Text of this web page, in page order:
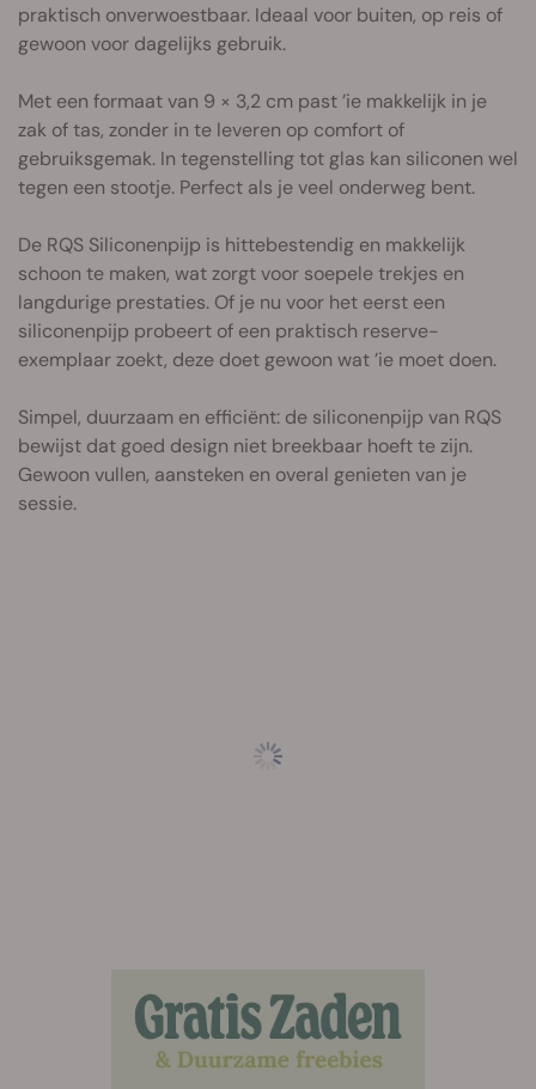
praktisch onverwoestbaar. Ideaal voor buiten, op reis of
gewoon voor dagelijks gebruik.
Met een formaat van 9 × 3,2 cm past ’ie makkelijk in je
zak of tas, zonder in te leveren op comfort of
gebruiksgemak. In tegenstelling tot glas kan siliconen wel
tegen een stootje. Perfect als je veel onderweg bent.
De RQS Siliconenpijp is hittebestendig en makkelijk
schoon te maken, wat zorgt voor soepele trekjes en
langdurige prestaties. Of je nu voor het eerst een
siliconenpijp probeert of een praktisch reserve-
exemplaar zoekt, deze doet gewoon wat ’ie moet doen.
Simpel, duurzaam en efficiënt: de siliconenpijp van RQS
bewijst dat goed design niet breekbaar hoeft te zijn.
Gewoon vullen, aansteken en overal genieten van je
sessie.